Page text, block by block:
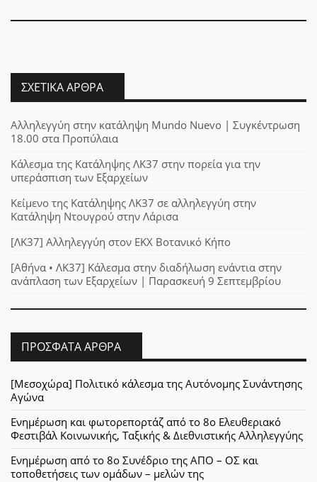
ΣΧΕΤΙΚΆ ΆΡΘΡΑ
Αλληλεγγύη στην κατάληψη Mundo Nuevo | Συγκέντρωση
18.00 στα Προπύλαια
Κάλεσμα της Κατάληψης ΛΚ37 στην πορεία για την
υπεράσπιση των Εξαρχείων
Κείμενο της Κατάληψης ΛΚ37 σε αλληλεγγύη στην
Κατάληψη Ντουγρού στην Λάρισα
[ΛΚ37] Αλληλεγγύη στον ΕΚΧ Βοτανικό Κήπο
[Αθήνα • ΛΚ37] Κάλεσμα στην διαδήλωση ενάντια στην
ανάπλαση των Εξαρχείων | Παρασκευή 9 Σεπτεμβρίου
ΠΡΌΣΦΑΤΑ ΆΡΘΡΑ
[Μεσοχώρα] Πολιτικό κάλεσμα της Αυτόνομης Συνάντησης
Αγώνα
Ενημέρωση και φωτορεπορτάζ από το 8ο Ελευθεριακό
Φεστιβάλ Κοινωνικής, Ταξικής & Διεθνιστικής Αλληλεγγύης
Ενημέρωση από το 8ο Συνέδριο της ΑΠΟ – ΟΣ και
τοποθετήσεις των ομάδων – μελών της